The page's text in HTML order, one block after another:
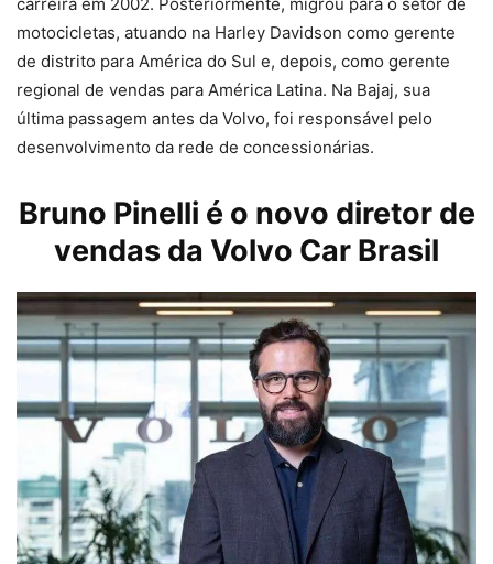
motocicletas, atuando na Harley Davidson como gerente
de distrito para América do Sul e, depois, como gerente
regional de vendas para América Latina. Na Bajaj, sua
última passagem antes da Volvo, foi responsável pelo
desenvolvimento da rede de concessionárias.
Bruno Pinelli é o novo diretor de
vendas da Volvo Car Brasil